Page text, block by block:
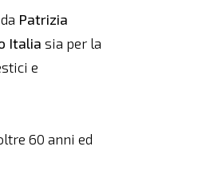
Patrizia
Italia sia per la
e
60 anni ed